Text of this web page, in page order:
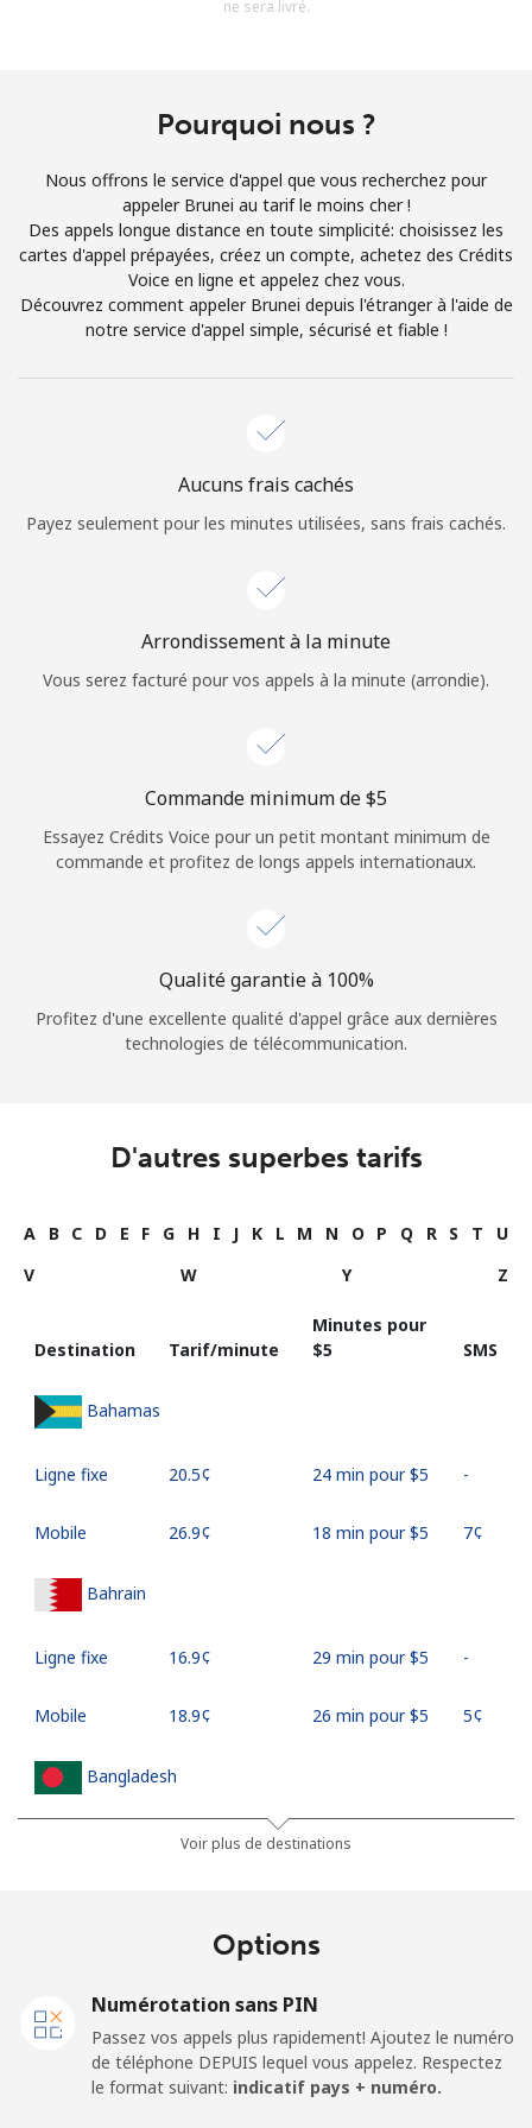
Bonjour!
Identifiez-vous ou INSCRIVEZ-VOUS →
Login
ne sera livré.
Pourquoi nous ?
Nous offrons le service d'appel que vous recherchez pour
appeler Brunei au tarif le moins cher !
Des appels longue distance en toute simplicité: choisissez les
cartes d'appel prépayées, créez un compte, achetez des Crédits
Voice en ligne et appelez chez vous.
Découvrez comment appeler Brunei depuis l'étranger à l'aide de
notre service d'appel simple, sécurisé et fiable !
Aucuns frais cachés
Payez seulement pour les minutes utilisées, sans frais cachés.
Arrondissement à la minute
Vous serez facturé pour vos appels à la minute (arrondie).
Commande minimum de ⁦$5⁩
Essayez Crédits Voice pour un petit montant minimum de
commande et profitez de longs appels internationaux.
Qualité garantie à 100%
Profitez d'une excellente qualité d'appel grâce aux dernières
technologies de télécommunication.
D'autres superbes tarifs
A B C D E F G H I J K L M N O P Q R S T
U
V
W Y Z
Destination Tarif/minute
Minutes pour
⁦$5⁩
SMS
Bahamas
Ligne fixe ⁦20.5¢⁩ 24 min pour ⁦$5⁩ -
Mobile ⁦26.9¢⁩ 18 min pour ⁦$5⁩ ⁦7¢⁩
Bahrain
Ligne fixe ⁦16.9¢⁩ 29 min pour ⁦$5⁩ -
Mobile ⁦18.9¢⁩ 26 min pour ⁦$5⁩ ⁦5¢⁩
Bangladesh
⁦3.5¢⁩
142 min pour
⁦$5⁩
Barbados
Ligne fixe ⁦28.5¢⁩ 17 min pour ⁦$5⁩ -
Voir plus de destinations
Options
Numérotation sans PIN
Passez vos appels plus rapidement! Ajoutez le numéro
de téléphone DEPUIS lequel vous appelez. Respectez
le format suivant: indicatif pays + numéro.